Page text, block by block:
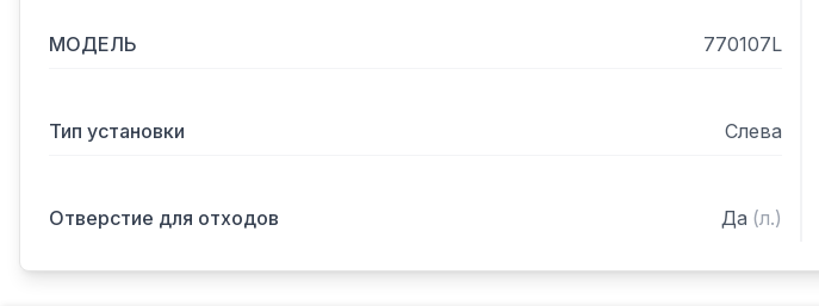
МОДЕЛЬ 770107L
Тип установки Слева
Отверстие для отходов Да (л.)